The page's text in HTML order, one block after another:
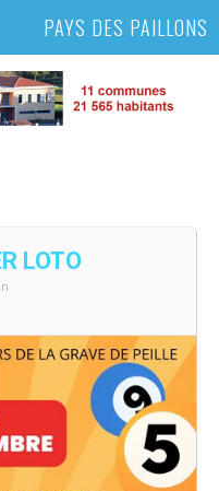
PAYS DES PAILLONS
LOTO